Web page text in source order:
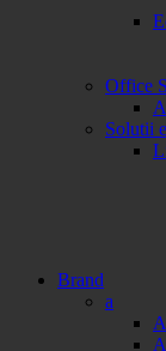
Office
Solutii
Brand
a